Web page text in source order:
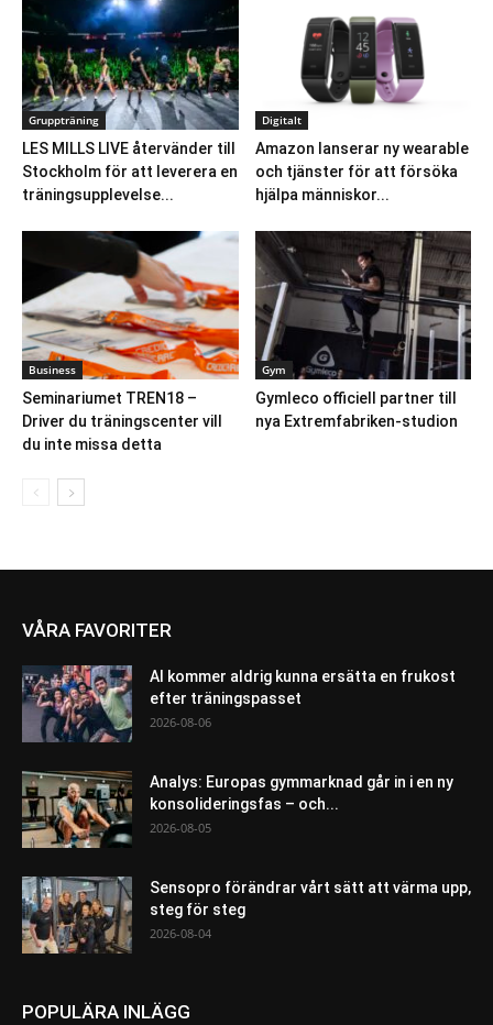
Gruppträning
LES MILLS LIVE återvänder till
Stockholm för att leverera en
träningsupplevelse...
Digitalt
Amazon lanserar ny wearable
och tjänster för att försöka
hjälpa människor...
Business
Seminariumet TREN18 –
Driver du träningscenter vill
du inte missa detta
Gym
Gymleco officiell partner till
nya Extremfabriken-studion
VÅRA FAVORITER
AI kommer aldrig kunna ersätta en frukost
efter träningspasset
2026-08-06
Analys: Europas gymmarknad går in i en ny
konsolideringsfas – och...
2026-08-05
Sensopro förändrar vårt sätt att värma upp,
steg för steg
2026-08-04
POPULÄRA INLÄGG